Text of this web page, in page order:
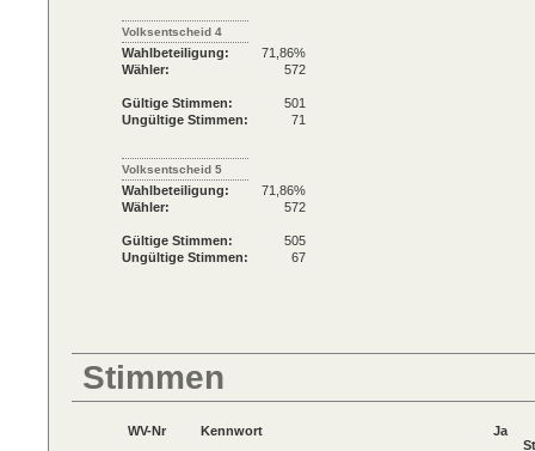
Volksentscheid 4
Wahlbeteiligung:
71,86%
Wähler:
572
Gültige Stimmen:
501
Ungültige Stimmen:
71
Volksentscheid 5
Wahlbeteiligung:
71,86%
Wähler:
572
Gültige Stimmen:
505
Ungültige Stimmen:
67
Stimmen
WV-Nr Kennwort
Ja